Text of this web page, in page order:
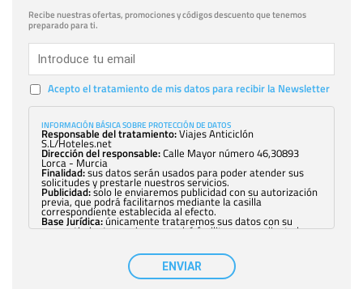
Recibe nuestras ofertas, promociones y códigos descuento que tenemos
preparado para ti.
Acepto el tratamiento de mis datos para recibir la Newsletter
INFORMACIÓN BÁSICA SOBRE PROTECCIÓN DE DATOS
Responsable del tratamiento:Viajes Anticiclón
S.L/Hoteles.net
Dirección del responsable:Calle Mayor número 46,30893
Lorca - Murcia
Finalidad:sus datos serán usados para poder atender sus
solicitudes y prestarle nuestros servicios.
Publicidad:solo le enviaremos publicidad con su autorización
previa, que podrá facilitarnos mediante la casilla
correspondiente establecida al efecto.
Base Jurídica:únicamente trataremos sus datos con su
consentimiento previo, que podrá facilitarnos mediante la
con carácter general, sólo el personal de
nuestra entidad que esté debidamente autorizado podrá
tener conocimiento de la información que le pedimos. No se
comunicarán datos a terceros.
ENVIAR